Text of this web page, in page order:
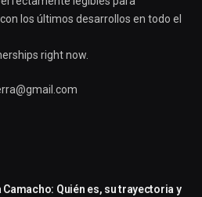
los últimos desarrollos en todo el
right now.
Camacho: Quién es, su trayectoria y